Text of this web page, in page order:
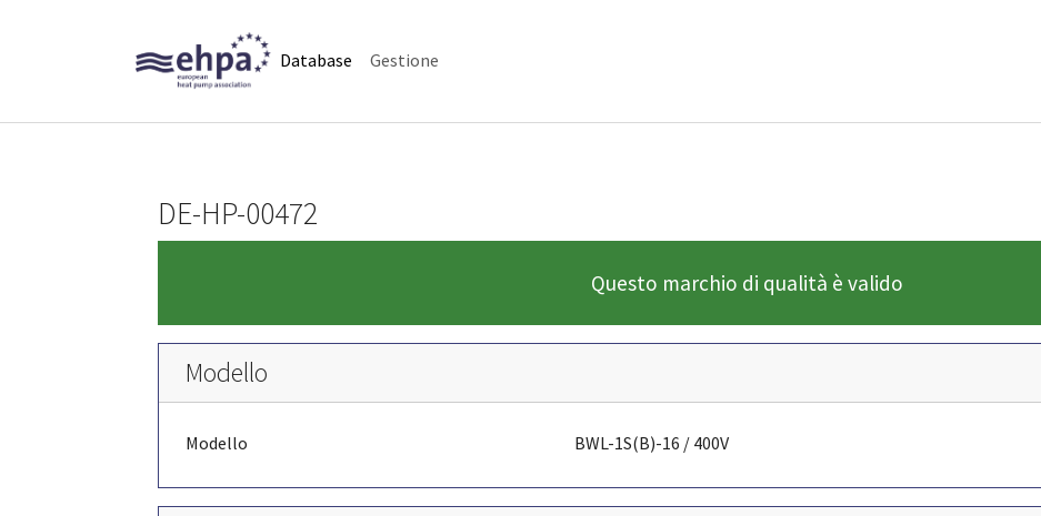
Database(current)
Gestione
DE-HP-00472
Questo marchio di qualità è valido
Modello
Modello BWL-1S(B)-16 / 400V